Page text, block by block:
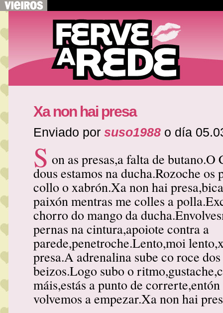
Xa non hai presa
Enviado por suso1988 o día
S on as presas,a falta de butano.O
dous estamos na ducha.Rozoche os
collo o xabrón.Xa non hai
paixón mentras me colles a
chorro do mango da
pernas na cintura,apoiote contra a
parede,penetroche.Lento,moi
presa.A adrenalina sube co roce dos
beizos.Logo subo o
máis,estás a punto de
volvemos a empezar.Xa non hai